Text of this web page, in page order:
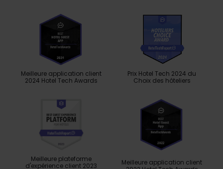
Meilleure application client
2024 Hotel Tech Awards
Prix ​​Hotel Tech 2024 du
Choix des hôteliers
Meilleure plateforme
d'expérience client 2023
Meilleure application client